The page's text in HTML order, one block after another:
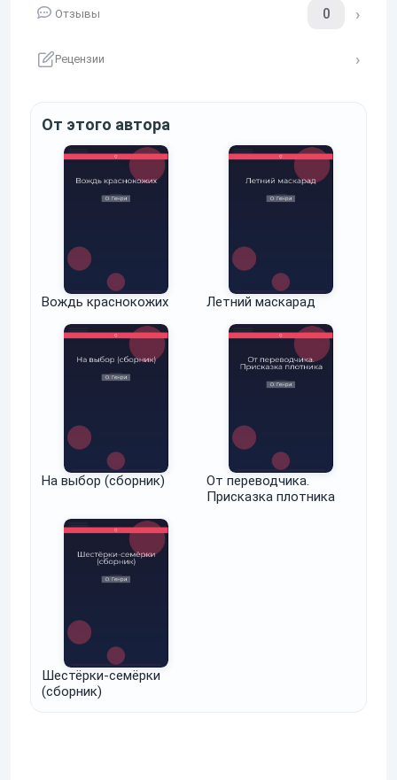
Отзывы 0
Рецензии
От этого автора
Вождь краснокожих Летний маскарад
На выбор (сборник)
От переводчика.
Присказка плотника
Шестёрки-семёрки
(сборник)